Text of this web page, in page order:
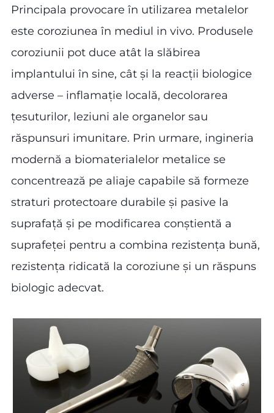
Principala provocare în utilizarea metalelor
este coroziunea în mediul in vivo. Produsele
coroziunii pot duce atât la slăbirea
implantului în sine, cât și la reacții biologice
adverse – inflamație locală, decolorarea
țesuturilor, leziuni ale organelor sau
răspunsuri imunitare. Prin urmare, ingineria
modernă a biomaterialelor metalice se
concentrează pe aliaje capabile să formeze
straturi protectoare durabile și pasive la
suprafață și pe modificarea conștientă a
suprafeței pentru a combina rezistența bună,
rezistența ridicată la coroziune și un răspuns
biologic adecvat.